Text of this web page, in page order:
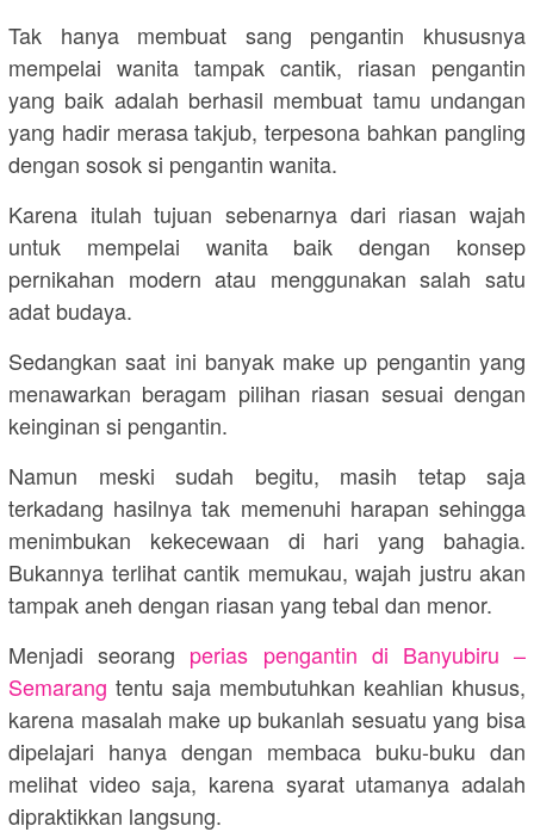
Tak hanya membuat sang pengantin khususnya
mempelai wanita tampak cantik, riasan pengantin
yang baik adalah berhasil membuat tamu undangan
yang hadir merasa takjub, terpesona bahkan pangling
dengan sosok si pengantin wanita.
Karena itulah tujuan sebenarnya dari riasan wajah
untuk mempelai wanita baik dengan konsep
pernikahan modern atau menggunakan salah satu
adat budaya.
Sedangkan saat ini banyak make up pengantin yang
menawarkan beragam pilihan riasan sesuai dengan
keinginan si pengantin.
Namun meski sudah begitu, masih tetap saja
terkadang hasilnya tak memenuhi harapan sehingga
menimbukan kekecewaan di hari yang bahagia.
Bukannya terlihat cantik memukau, wajah justru akan
tampak aneh dengan riasan yang tebal dan menor.
Menjadi seorang perias pengantin di Banyubiru –
Semarang tentu saja membutuhkan keahlian khusus,
karena masalah make up bukanlah sesuatu yang bisa
dipelajari hanya dengan membaca buku-buku dan
melihat video saja, karena syarat utamanya adalah
dipraktikkan langsung.